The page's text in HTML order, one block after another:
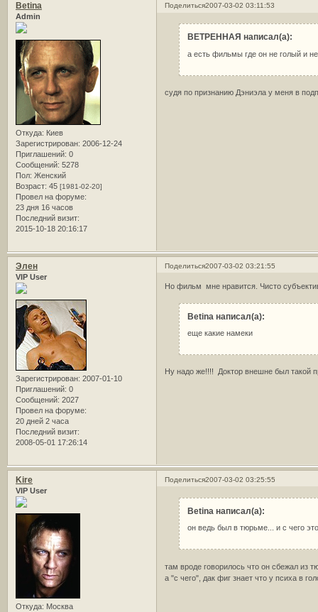
Поделиться2007-03-02 03:11:53
Betina
Admin
Откуда: Киев
Зарегистрирован: 2006-12-24
Приглашений: 0
Сообщений: 5278
Пол: Женский
Возраст: 45 [1981-02-20]
Провел на форуме:
23 дня 16 часов
Последний визит:
2015-10-18 20:16:17
ВЕТРЕННАЯ написал(а):
а есть фильмы где он не голый и
судя по признанию Дэниэла у меня в
Поделиться2007-03-02 03:21:55
Элен
VIP User
Зарегистрирован: 2007-01-10
Приглашений: 0
Сообщений: 2027
Провел на форуме:
20 дней 2 часа
Последний визит:
2008-05-01 17:26:14
Но фильм мне нравится. Чисто
Betina написал(а):
еще какие намеки
Ну надо же!!!! Доктор внешне был такой
Поделиться2007-03-02 03:25:55
Kire
VIP User
Откуда: Москва
Betina написал(а):
он ведь был в тюрьме... и с чего
там вроде говорилось что он сбежал из
а "с чего", дак фиг знает что у психа в